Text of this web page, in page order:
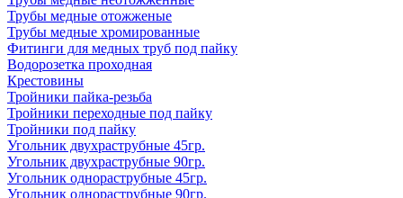
Трубы медные отожженые
Трубы медные хромированные
Фитинги для медных труб под пайку
Водорозетка проходная
Крестовины
Тройники пайка-резьба
Тройники переходные под пайку
Тройники под пайку
Угольник двухраструбные 45гр.
Угольник двухраструбные 90гр.
Угольник однораструбные 45гр.
Угольник однораструбные 90гр.